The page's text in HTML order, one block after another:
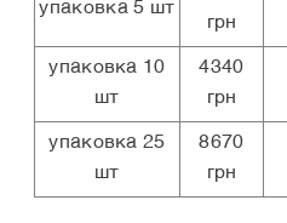
упаковка 5 шт
грн
упаковка 10
шт
4340
грн
упаковка 25
шт
8670
грн